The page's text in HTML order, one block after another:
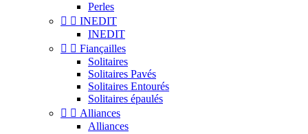
Perles
  INEDIT
INEDIT
  Fiançailles
Solitaires
Solitaires Pavés
Solitaires Entourés
Solitaires épaulés
  Alliances
Alliances